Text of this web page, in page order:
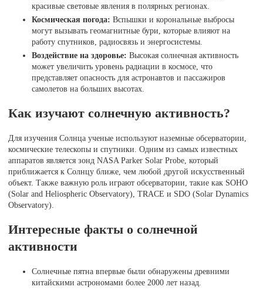
красивые световые явления в полярных регионах.
Космическая погода: Вспышки и корональные выбросы
могут вызывать геомагнитные бури, которые влияют на
работу спутников, радиосвязь и энергосистемы.
Воздействие на здоровье: Высокая солнечная активность
может увеличить уровень радиации в космосе, что
представляет опасность для астронавтов и пассажиров
самолетов на больших высотах.
Как изучают солнечную активность?
Для изучения Солнца ученые используют наземные обсерватории,
космические телескопы и спутники. Одним из самых известных
аппаратов является зонд NASA Parker Solar Probe, который
приближается к Солнцу ближе, чем любой другой искусственный
объект. Также важную роль играют обсерватории, такие как SOHO
(Solar and Heliospheric Observatory), TRACE и SDO (Solar Dynamics
Observatory).
Интересные факты о солнечной
активности
Солнечные пятна впервые были обнаружены древними
китайскими астрономами более 2000 лет назад.